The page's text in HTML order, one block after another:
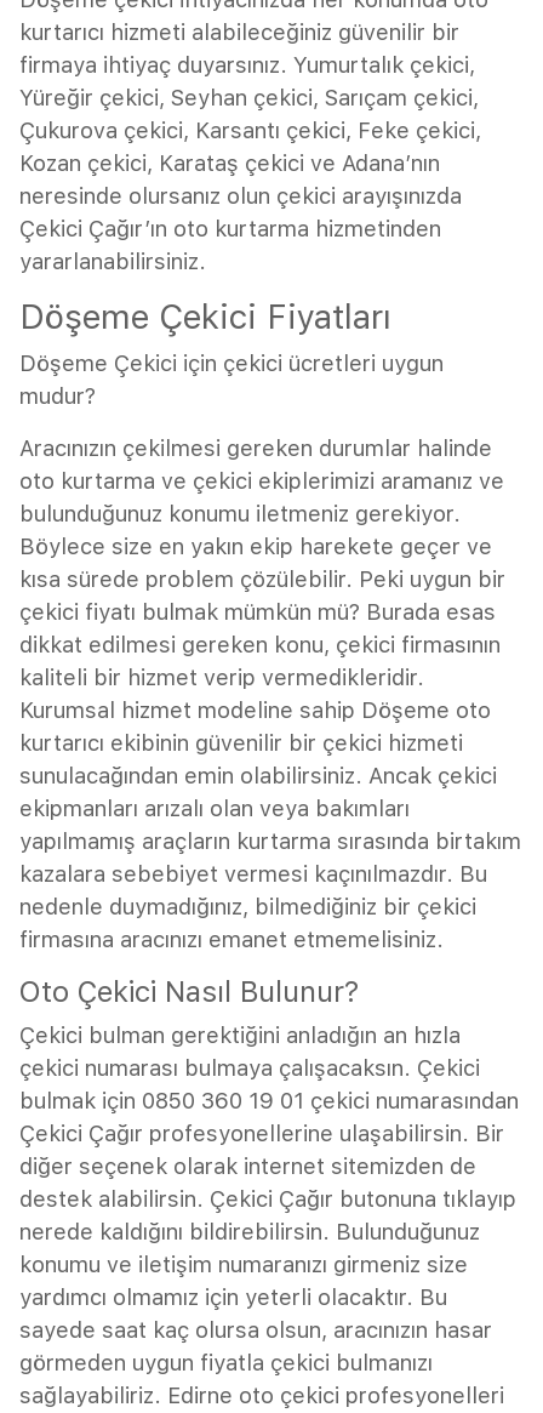
kurtarıcı hizmeti alabileceğiniz güvenilir bir
firmaya ihtiyaç duyarsınız. Yumurtalık çekici,
Yüreğir çekici, Seyhan çekici, Sarıçam çekici,
Çukurova çekici, Karsantı çekici, Feke çekici,
Kozan çekici, Karataş çekici ve Adana’nın
neresinde olursanız olun çekici arayışınızda
Çekici Çağır’ın oto kurtarma hizmetinden
yararlanabilirsiniz.
Döşeme Çekici Fiyatları
Döşeme Çekici için çekici ücretleri uygun
mudur?
Aracınızın çekilmesi gereken durumlar halinde
oto kurtarma ve çekici ekiplerimizi aramanız ve
bulunduğunuz konumu iletmeniz gerekiyor.
Böylece size en yakın ekip harekete geçer ve
kısa sürede problem çözülebilir. Peki uygun bir
çekici fiyatı bulmak mümkün mü? Burada esas
dikkat edilmesi gereken konu, çekici firmasının
kaliteli bir hizmet verip vermedikleridir.
Kurumsal hizmet modeline sahip Döşeme oto
kurtarıcı ekibinin güvenilir bir çekici hizmeti
sunulacağından emin olabilirsiniz. Ancak çekici
ekipmanları arızalı olan veya bakımları
yapılmamış araçların kurtarma sırasında birtakım
kazalara sebebiyet vermesi kaçınılmazdır. Bu
nedenle duymadığınız, bilmediğiniz bir çekici
firmasına aracınızı emanet etmemelisiniz.
Oto Çekici Nasıl Bulunur?
Çekici bulman gerektiğini anladığın an hızla
çekici numarası bulmaya çalışacaksın. Çekici
bulmak için 0850 360 19 01 çekici numarasından
Çekici Çağır profesyonellerine ulaşabilirsin. Bir
diğer seçenek olarak internet sitemizden de
destek alabilirsin. Çekici Çağır butonuna tıklayıp
nerede kaldığını bildirebilirsin. Bulunduğunuz
konumu ve iletişim numaranızı girmeniz size
yardımcı olmamız için yeterli olacaktır. Bu
sayede saat kaç olursa olsun, aracınızın hasar
görmeden uygun fiyatla çekici bulmanızı
sağlayabiliriz. Edirne oto çekici profesyonelleri